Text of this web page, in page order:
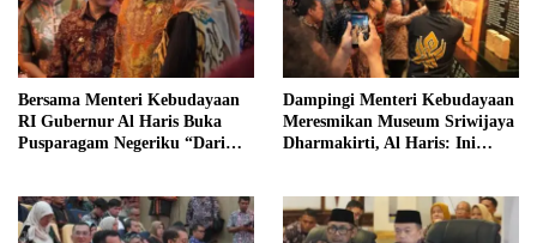
Bersama Menteri Kebudayaan
RI Gubernur Al Haris Buka
Pusparagam Negeriku “Dari
Dampingi Menteri Kebudayaan
Meresmikan Museum Sriwijaya
Dharmakirti, Al Haris: Ini